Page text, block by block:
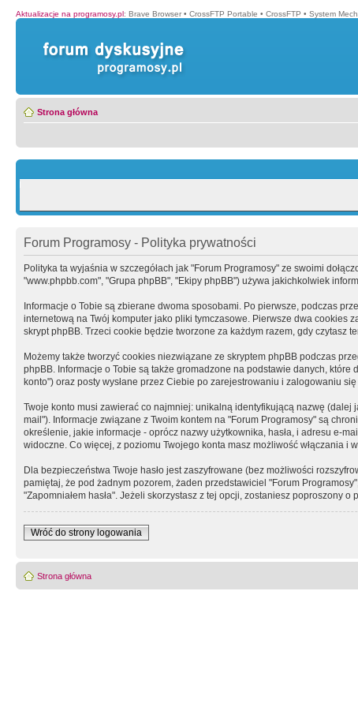
Aktualizacje na programosy.pl: Brave Browser • CrossFTP Portable • CrossFTP • System
Strona główna
Forum Programosy - Polityka prywatności
Polityka ta wyjaśnia w szczegółach jak "Forum Programosy" ze swoimi
"www.phpbb.com", "Grupa phpBB", "Ekipy phpBB") używa jakichkolwiek
Informacje o Tobie są zbierane dwoma sposobami. Po pierwsze, podczas
internetową na Twój komputer jako pliki tymczasowe. Pierwsze dwa
skrypt phpBB. Trzeci cookie będzie tworzone za każdym razem, gdy czytasz
Możemy także tworzyć cookies niezwiązane ze skryptem phpBB podczas
phpBB. Informacje o Tobie są także gromadzone na podstawie danych,
konto") oraz posty wysłane przez Ciebie po zarejestrowaniu i zalogowaniu
Twoje konto musi zawierać co najmniej: unikalną identyfikującą nazwę (dalej
mail"). Informacje związane z Twoim kontem na "Forum Programosy" są
określenie, jakie informacje - oprócz nazwy użytkownika, hasła, i adresu e-
widoczne. Co więcej, z poziomu Twojego konta masz możliwość włączania
Dla bezpieczeństwa Twoje hasło jest zaszyfrowane (bez możliwości
pamiętaj, że pod żadnym pozorem, żaden przedstawiciel "Forum
"Zapomniałem hasła". Jeżeli skorzystasz z tej opcji, zostaniesz poproszony
Wróć do strony logowania
Strona główna